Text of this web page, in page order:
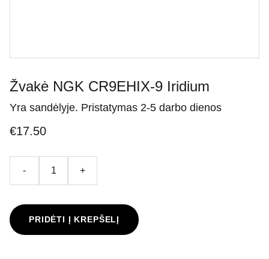
Žvakė NGK CR9EHIX-9 Iridium
Yra sandėlyje. Pristatymas 2-5 darbo dienos
€17.50
- +
PRIDĖTI Į KREPŠELĮ